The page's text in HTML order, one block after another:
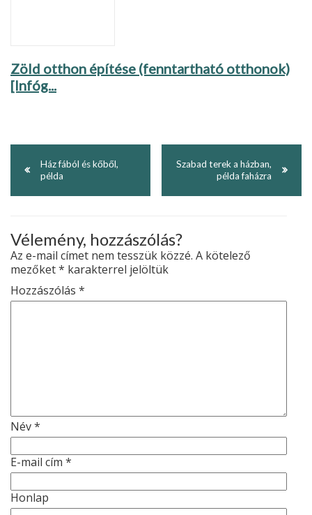
Zöld otthon építése (fenntartható otthonok)
[Infóg...
Ház fából és kőből,
példa
Szabad terek a házban,
példa faházra
Vélemény, hozzászólás?
Az e-mail címet nem tesszük közzé. A kötelező
mezőket* karakterrel jelöltük
Hozzászólás *
Név*
E-mail cím *
Honlap